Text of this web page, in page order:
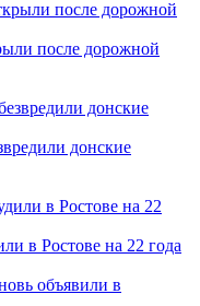
после дорожной
донские
в Ростове на 22 года